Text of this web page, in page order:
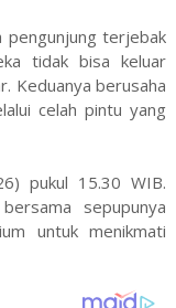
pengunjung terjebak
tidak bisa keluar
Keduanya berusaha
celah pintu yang
pukul 15.30 WIB.
sepupunya
untuk menikmati